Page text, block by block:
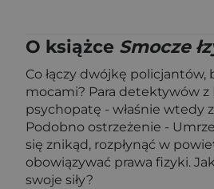
O książce Smocze
Co łączy dwójkę
mocami? Para detektywów z
psychopatę - właśnie wtedy
Podobno ostrzeżenie -
się znikąd, rozpłynąć w
obowiązywać prawa fizyki.
swoje siły?